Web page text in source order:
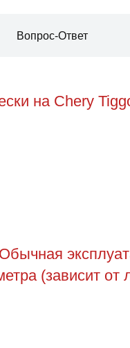
Вопрос-Ответ
на Chery
(зависит от